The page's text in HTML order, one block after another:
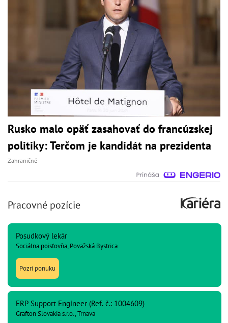
Rusko malo opäť zasahovať do francúzskej
politiky: Terčom je kandidát na prezidenta
Zahraničné
Pracovné pozície
Posudkový lekár
Sociálna poisťovňa, Považská Bystrica
Pozri ponuku
ERP Support Engineer (Ref. č.: 1004609)
Grafton Slovakia s.r.o., Trnava